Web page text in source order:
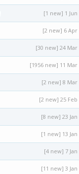
[1 new] 1 Jun
[2 new] 6 Apr
[30 new] 24 Mar
[1956 new] 11 Mar
[2 new] 8 Mar
[2 new] 25 Feb
[8 new] 23 Jan
[1 new] 13 Jan
[4 new] 7 Jan
[11 new] 3 Jan